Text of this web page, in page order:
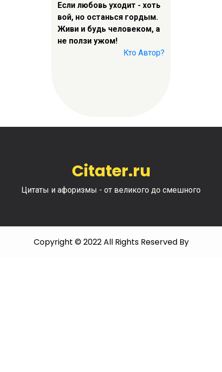
Если любовь уходит - хоть
вой, но останься гордым.
Живи и будь человеком, а
не ползи ужом!
Кто Автор?
Citater.ru
Цитаты и афоризмы - от великого до смешного
Copyright © 2022 All Rights Reserved By